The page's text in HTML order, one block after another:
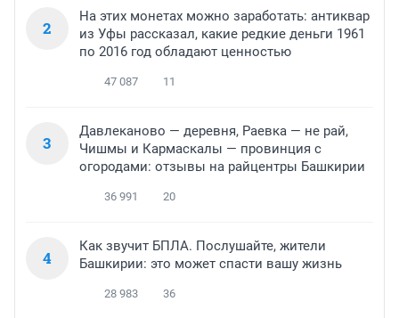
2
На этих монетах можно заработать: антиквар
из Уфы рассказал, какие редкие деньги 1961
по 2016 год обладают ценностью
47 087 11
3
Давлеканово — деревня, Раевка — не рай,
Чишмы и Кармаскалы — провинция с
огородами: отзывы на райцентры Башкирии
36 991 20
4
Как звучит БПЛА. Послушайте, жители
Башкирии: это может спасти вашу жизнь
28 983 36